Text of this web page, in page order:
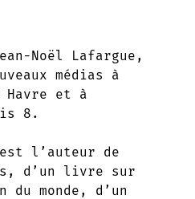
-Noël Lafargue,
médias à
et à
8.
l’auteur de
d’un livre sur
monde, d’un